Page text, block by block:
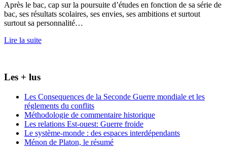
Après le bac, cap sur la poursuite d’études en fonction de sa série de
bac, ses résultats scolaires, ses envies, ses ambitions et surtout
surtout sa personnalité…
Lire la suite
Les + lus
Les Consequences de la Seconde Guerre mondiale et les
réglements du conflits
Méthodologie de commentaire historique
Les relations Est-ouest: Guerre froide
Le système-monde : des espaces interdépendants
Ménon de Platon, le résumé